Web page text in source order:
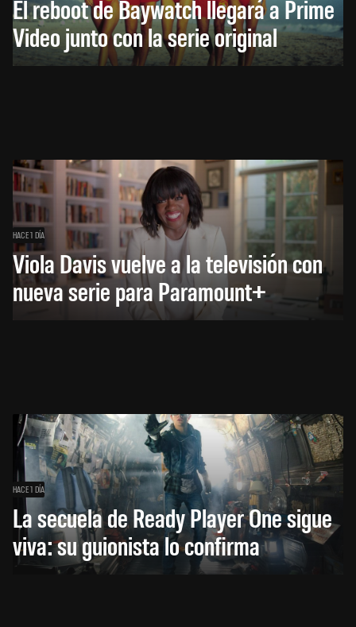
El reboot de Baywatch llegará a Prime
Video junto con la serie original
HACE 1 DÍA
Viola Davis vuelve a la televisión con
nueva serie para Paramount+
HACE 1 DÍA
La secuela de Ready Player One sigue
viva: su guionista lo confirma